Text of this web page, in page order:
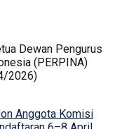
Dewan Pengurus
(PERPINA)
2026)